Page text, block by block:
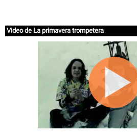
Video de La primavera trompetera